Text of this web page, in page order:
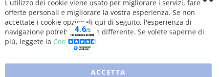
L'utilizzo dei cookie viene usato per migliorare i servizi, fare
offerte personali e migliorare la vostra esperienza. Se non
accettate i cookie opzionali qui di seguito, l'esperienza di
navigazione potrebbe essere differente. Se volete saperne di
più, leggete la Cookie Policy
ACCETTA